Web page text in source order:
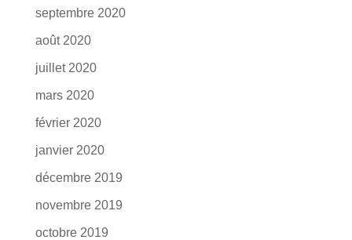
septembre 2020
août 2020
juillet 2020
mars 2020
février 2020
janvier 2020
décembre 2019
novembre 2019
octobre 2019